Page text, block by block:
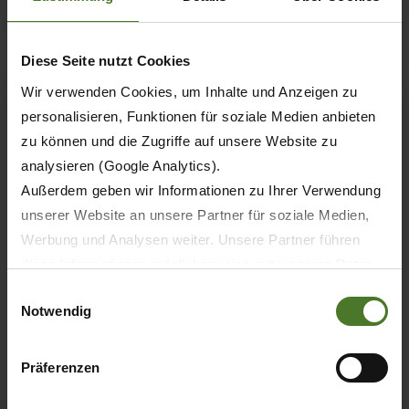
Diese Seite nutzt Cookies
Wir verwenden Cookies, um Inhalte und Anzeigen zu
personalisieren, Funktionen für soziale Medien anbieten
zu können und die Zugriffe auf unsere Website zu
analysieren (Google Analytics).
Außerdem geben wir Informationen zu Ihrer Verwendung
unserer Website an unsere Partner für soziale Medien,
Werbung und Analysen weiter. Unsere Partner führen
sie im Rahmen Ihrer Nutzung der Dienste gesammelt
Wir setzen im Rahmen des Trackings auch Dienstleister
Notwendig
Präferenzen
20.05.2026